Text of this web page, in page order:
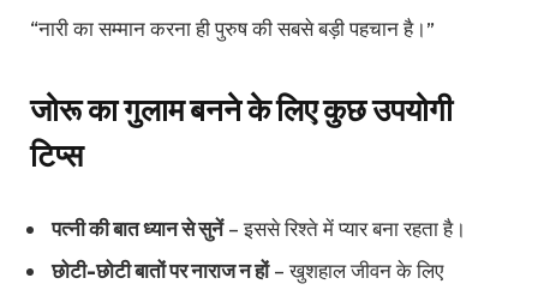
“नारी का सम्मान करना ही पुरुष की सबसे बड़ी पहचान है।”
जोरू का गुलाम बनने के लिए कुछ उपयोगी
टिप्स
पत्नी की बात ध्यान से सुनें– इससे रिश्ते में प्यार बना रहता है।
छोटी-छोटी बातों पर नाराज न हों– खुशहाल जीवन के लिए